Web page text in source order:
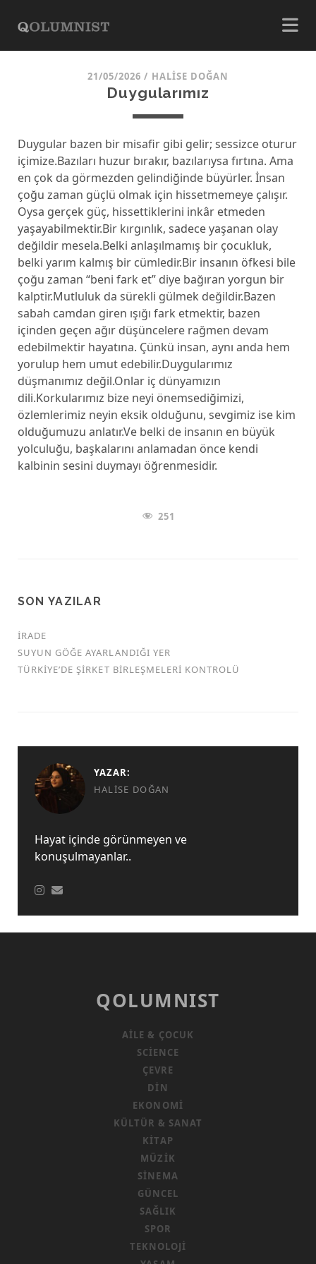
21/05/2026 / HALISE DOĞAN
Duygularımız
Duygular bazen bir misafir gibi gelir; sessizce oturur
içimize.Bazıları huzur bırakır, bazılarıysa fırtına. Ama
en çok da görmezden gelindiğinde büyürler. İnsan
çoğu zaman güçlü olmak için hissetmemeye çalışır.
Oysa gerçek güç, hissettiklerini inkâr etmeden
yaşayabilmektir.Bir kırgınlık, sadece yaşanan olay
değildir mesela.Belki anlaşılmamış bir çocukluk,
belki yarım kalmış bir cümledir.Bir insanın öfkesi bile
çoğu zaman “beni fark et” diye bağıran yorgun bir
kalptir.Mutluluk da sürekli gülmek değildir.Bazen
sabah camdan giren ışığı fark etmektir, bazen
içinden geçen ağır düşüncelere rağmen devam
edebilmektir hayatına. Çünkü insan, aynı anda hem
yorulup hem umut edebilir.Duygularımız
düşmanımız değil.Onlar iç dünyamızın
dili.Korkularımız bize neyi önemsediğimizi,
özlemlerimiz neyin eksik olduğunu, sevgimiz ise kim
olduğumuzu anlatır.Ve belki de insanın en büyük
yolculuğu, başkalarını anlamadan önce kendi
kalbinin sesini duymayı öğrenmesidir.
251
SON YAZILAR
İRADE
SUYUN GÖĞE AYARLANDIĞI YER
TÜRKİYE’DE ŞİRKET BİRLEŞMELERİ KONTROLÜ
YAZAR:
HALISE DOĞAN
Hayat içinde görünmeyen ve
konuşulmayanlar..
QOLUMNIST
AILE & ÇOCUK
SCIENCE
ÇEVRE
DIN
EKONOMI
KÜLTÜR & SANAT
KITAP
MÜZIK
SINEMA
GÜNCEL
SAĞLIK
SPOR
TEKNOLOJI